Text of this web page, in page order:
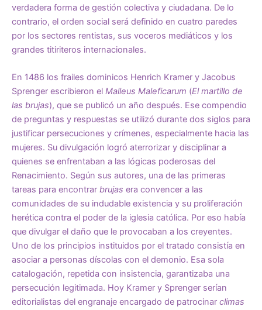
verdadera forma de gestión colectiva y ciudadana. De lo
contrario, el orden social será definido en cuatro paredes
por los sectores rentistas, sus voceros mediáticos y los
grandes titiriteros internacionales.
En 1486 los frailes dominicos Henrich Kramer y Jacobus
Sprenger escribieron el Malleus Maleficarum (El martillo de
las brujas), que se publicó un año después. Ese compendio
de preguntas y respuestas se utilizó durante dos siglos para
justificar persecuciones y crímenes, especialmente hacia las
mujeres. Su divulgación logró aterrorizar y disciplinar a
quienes se enfrentaban a las lógicas poderosas del
Renacimiento. Según sus autores, una de las primeras
tareas para encontrar brujas era convencer a las
comunidades de su indudable existencia y su proliferación
herética contra el poder de la iglesia católica. Por eso había
que divulgar el daño que le provocaban a los creyentes.
Uno de los principios instituidos por el tratado consistía en
asociar a personas díscolas con el demonio. Esa sola
catalogación, repetida con insistencia, garantizaba una
persecución legitimada. Hoy Kramer y Sprenger serían
editorialistas del engranaje encargado de patrocinar climas